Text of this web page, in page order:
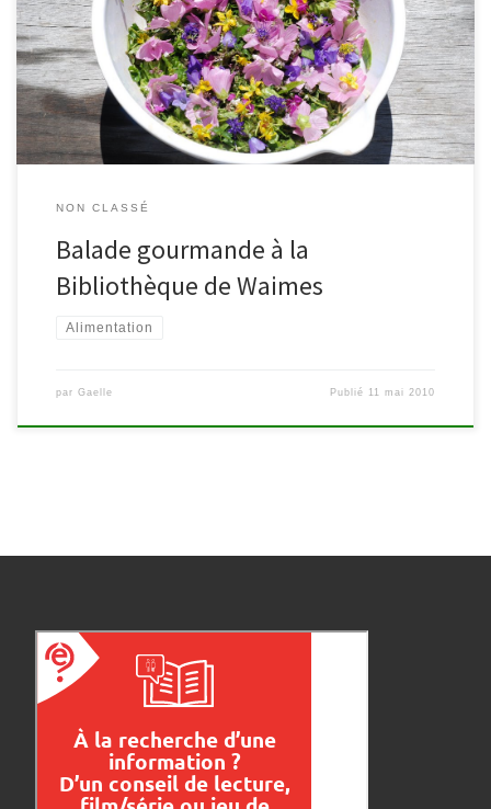
suivie d’une dégustation de petits plats concoctés par Françoise
Gabriel. Entrée gratuite, durée de la promenade 1h30, départ
de la bibliothèque. Renseignements & réservations : 080/44.80.54
– bc.waimes@skynet.be – Rue […]
NON CLASSÉ
Balade gourmande à la
Bibliothèque de Waimes
Alimentation
par Gaelle Publié 11 mai 2010